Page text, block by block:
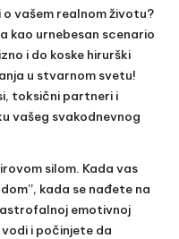
vašem realnom životu?
kao urnebesan scenario
i do koske hirurški
u stvarnom svetu!
toksični partneri i
vašeg svakodnevnog
silom. Kada vas
kada se nađete na
emotivnoj
i počinjete da